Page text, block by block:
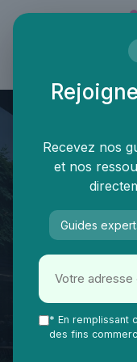
QVT Market Enjeux
Installer
Recevez nos
et nos
Guides
* En remplissant
des fins
Panneau de gestion